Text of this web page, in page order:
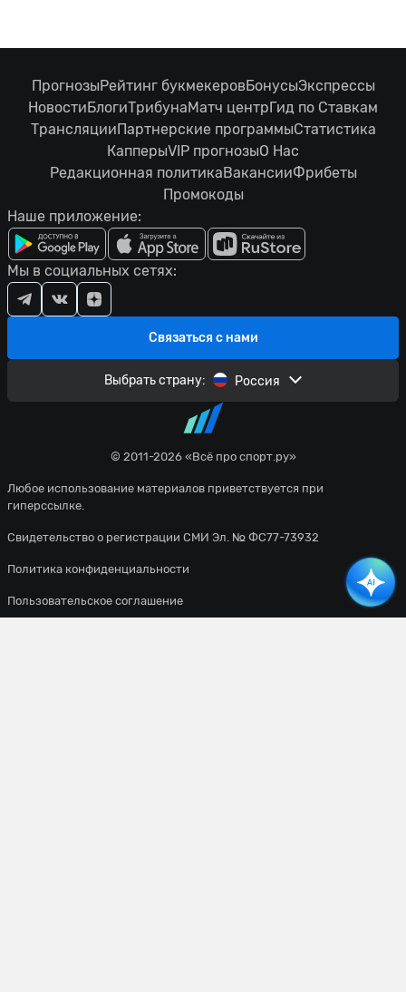
© 2011-2026 «Всё про спорт.ру»
Любое использование материалов приветствуется при
гиперссылке.
Свидетельство о регистрации СМИ Эл. № ФС77-73932
Политика конфиденциальности
Пользовательское соглашение
ПрогнозыРейтинг букмекеровБонусыЭкспрессы
НовостиБлогиТрибунаМатч центрГид по Ставкам
ТрансляцииПартнерские программыСтатистика
КапперыVIP прогнозыО Нас
Редакционная политикаВакансииФрибеты
Промокоды
Наше приложение:
Связаться с нами
Мы в социальных сетях:
Выбрать страну: Россия